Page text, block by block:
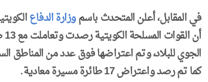
في المقابل، أعلن المتحدث باسموزارة الدفاع
الجوي للبلاد، وتم اعتراضها فوق عدد من المناطق
كما تم رصد واعتراض 17 طائرة مسيرة معادية.